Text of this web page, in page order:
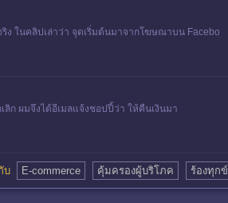
ง ในคลิปเล่าว่า จุดเริ่มต้นมาจากโฆษณาบน Facebo
ก ผมจึงได้อีเมลแจ้งชอปปี้ว่า ให้คืนเงินมา
บ E-commerce คุ้มครองผู้บริโภค ร้องทุกข์